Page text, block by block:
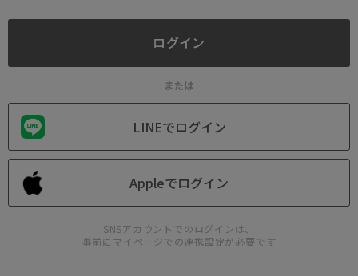
または
LINEでログイン
Appleでログイン
SNSアカウントでのログインは、
事前にマイページでの連携設定が必要です